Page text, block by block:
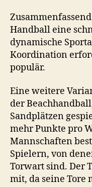
Handball eine
dynamische
Koordination
populär.
Eine weitere
der
Sandplätzen
mehr Punkte pro
Mannschaften
Spielern, von
Torwart sind. Der
mit, da seine Tore